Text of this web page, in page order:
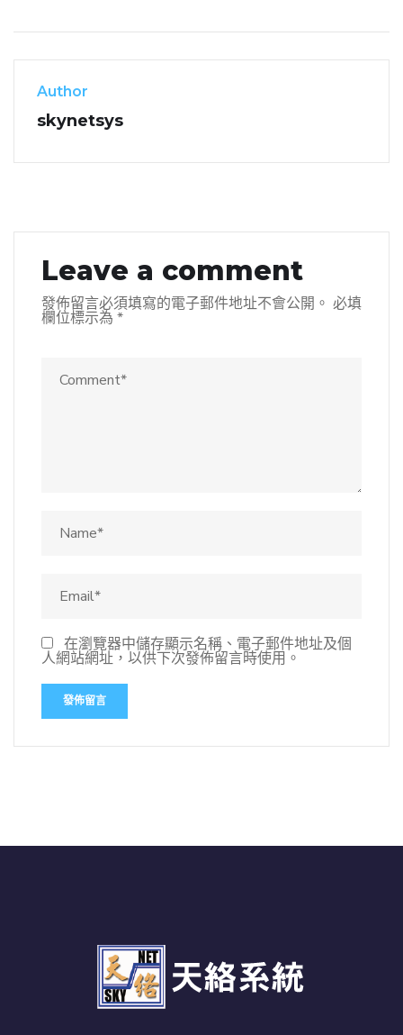
Author
skynetsys
Leave a comment
發佈留言必須填寫的電子郵件地址不會公開。 必填
欄位標示為 *
在瀏覽器中儲存顯示名稱、電子郵件地址及個
人網站網址，以供下次發佈留言時使用。